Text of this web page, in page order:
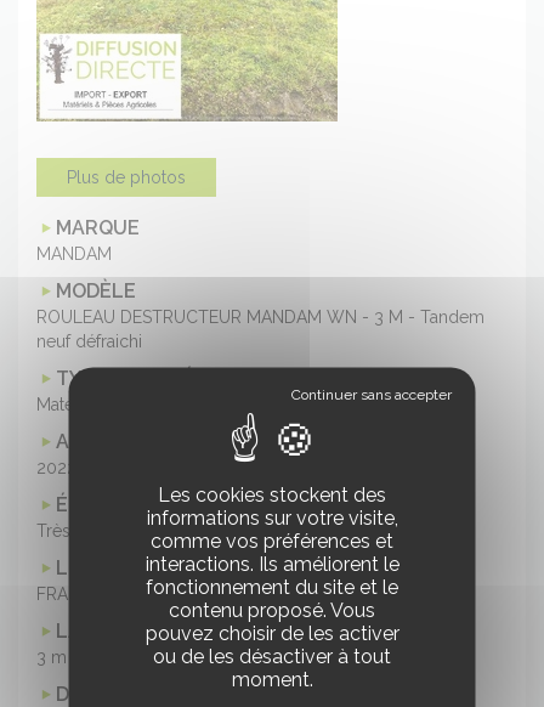
Plus de photos
MARQUE
MANDAM
MODÈLE
ROULEAU DESTRUCTEUR MANDAM WN - 3 M - Tandem
neuf défraichi
TYPE DE MATÉRIEL
Matériel d'occasion
ANNÉE
2022
ÉTAT
Très bon état
LOCALISATION
FRANCE
LARGEUR
3 m
DESCRIPTION
Les cookies stockent des
informations sur votre visite,
comme vos préférences et
interactions. Ils améliorent le
fonctionnement du site et le
contenu proposé. Vous
pouvez choisir de les activer
ou de les désactiver à tout
moment.